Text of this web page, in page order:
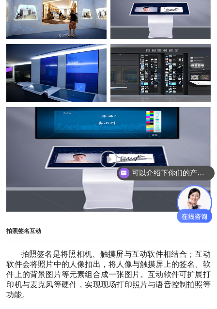
拍照签名互动
拍照签名是将照相机、触摸屏与互动软件相结合；互动
软件会将照片中的人像扣出，将人像与触摸屏上的签名、软
件上的背景图片等元素组合成一张图片。互动软件可扩展打
印机与麦克风等硬件，实现现场打印照片与语音控制拍照等
功能。
可以介绍下你们的产品么？